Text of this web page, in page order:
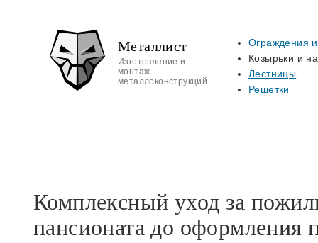
Металлист
Изготовление и
монтаж
металлоконструкций
Ограждения
Козырьки и
Лестницы
Решетки
Комплексный уход за
пансионата до оформления